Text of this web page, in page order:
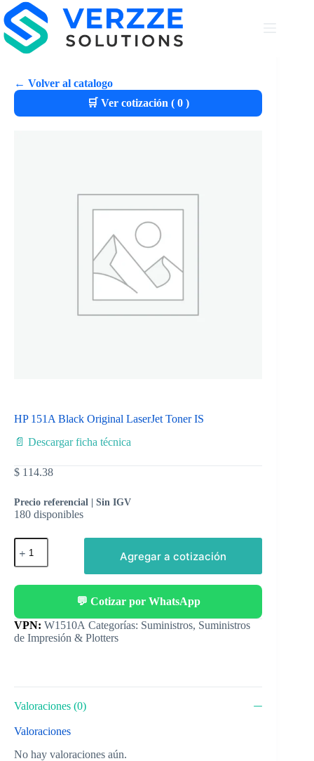
← Volver al catalogo
🛒 Ver cotización ( 0)
HP 151A Black Original LaserJet Toner IS
📄 Descargar ficha técnica
$ 114.38
Precio referencial | Sin IGV
180 disponibles
Agregar a cotización
💬 Cotizar por WhatsApp
Categorías: Suministros, Suministros
de Impresión & Plotters
Valoraciones (0)
Valoraciones
No hay valoraciones aún.